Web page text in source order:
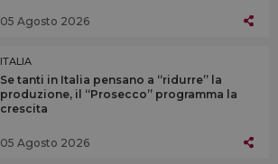
05 Agosto 2026
ITALIA
Se tanti in Italia pensano a “ridurre” la
produzione, il “Prosecco” programma la
crescita
05 Agosto 2026